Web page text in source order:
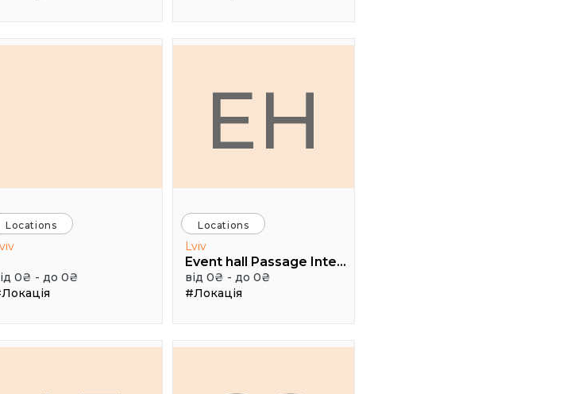
Locations
0₴ - до 0₴
EH
Locations
Lviv
Event hall Passage Interdit
від 0₴ - до 0₴
#Локація